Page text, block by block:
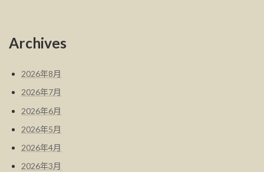
Archives
2026年8月
2026年7月
2026年6月
2026年5月
2026年4月
2026年3月